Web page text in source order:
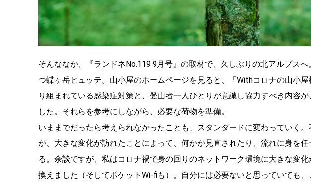
そんななか、『ランドネNo.119 9月号』の取材で、久しぶりの北アルプス
つ蝶ヶ岳ヒュッテ。山小屋のホームページを見ると、「Withコロナの山小
り組まれている感染症対策と、登山者一人ひとりが意識し協力すべき内容
した。それらを参考にしながら、必要な荷物を準備。
いままでだったら考えられなかったことも、スタンダードに変わっていく
が、大きな変化が訪れたことによって、何かが見直されたり、流れに身を
る。余談ですが、私はコロナ禍で身の回りのネットワーク環境に大きな変
換えました（そしてポケットWi-fiも）。自分には必要ないと思っていても